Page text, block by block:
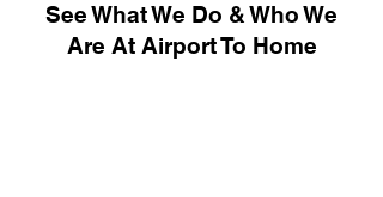
See What We Do & Who We
Are At Airport To Home